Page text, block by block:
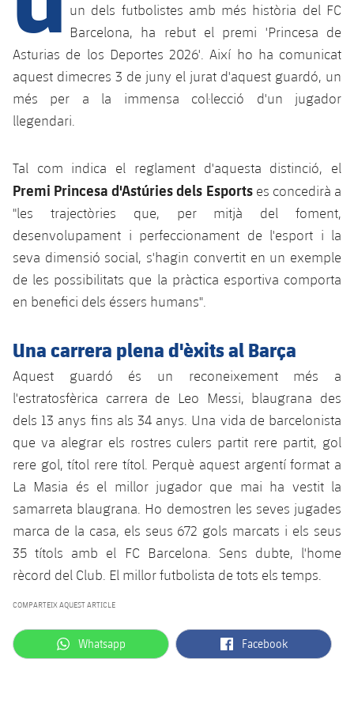
plusicon
més
Instal·lacions
Palau Blaugrana
Estadi Johan Cruyff
Barça Cafe
Ciutat Esportiva
La Masia
plusicon
més
Serveis Mèdics
Accessibilitat
Acreditacions
SUB13
SUB12
SUB10 A
SUB10 B
SUB9 A
SUB9 B
SUB8 A
SUB8 B
SUB13 B
SUB12 C
SUB11 C
Entrades
Gameday Shows
Resultats
Classificacions
Jugadors
Fotos
Història
Base
Barça Atlètic
Junior
Cadet A
Cadet B
Infantil A
Infantil B
Mini
Campus Estiu
PLUSICON
MÉS
Primer Equip
plusicon
més
Calendari
Entrades
Resultats
Classificació
Història
Palmarès
Actualitat
Calendari
Resultats
Classificació
Fotos
Base
plusicon
més
Actualitat
Juvenil
Cadet A
Infantil A
Infantil B
PLUSICON
MÉS
Primer equip
Actualitat
Calendari
Entrades
Resultats
Classificació
Jugadors
Palmarès
Barça Atlètic
Actualitat
Calendari
Resultats
Jugadors
Classificació
Base
plusicon
més
Actualitat
Juvenil
Cadet
Infantil
Aleví
Campus Verano
PLUSICON
MÉS
plusicon
més
Actualitat
Calendari
Resultats
Barça Atlètic
plusicon
més
Actualitat
Calendari
Resultats
plusicon
més
Actualitat
Barça C
Campus Estiu
PLUSICON
MÉS
un dels futbolistes amb més història del FC
Barcelona, ha rebut el premi 'Princesa de
Asturias de los Deportes 2026'. Així ho ha comunicat
aquest dimecres 3 de juny el jurat d'aquest guardó, un
més per a la immensa col·lecció d'un jugador
llegendari.
Tal com indica el reglament d'aquesta distinció, el
Premi Princesa d'Astúries dels Esportses concedirà a
"les trajectòries que, per mitjà del foment,
desenvolupament i perfeccionament de l'esport i la
seva dimensió social, s'hagin convertit en un exemple
de les possibilitats que la pràctica esportiva comporta
en benefici dels éssers humans".
Una carrera plena d'èxits al Barça
Aquest guardó és un reconeixement més a
l'estratosfèrica carrera de Leo Messi, blaugrana des
dels 13 anys fins als 34 anys. Una vida de barcelonista
que va alegrar els rostres culers partit rere partit, gol
rere gol, títol rere títol. Perquè aquest argentí format a
La Masia és el millor jugador que mai ha vestit la
samarreta blaugrana. Ho demostren les seves jugades
marca de la casa, els seus 672 gols marcats i els seus
35 títols amb el FC Barcelona. Sens dubte, l'home
rècord del Club. El millor futbolista de tots els temps.
COMPARTEIX AQUEST ARTICLE
label.aria.whatsapp
Whatsapp label.aria.facebook
Facebook